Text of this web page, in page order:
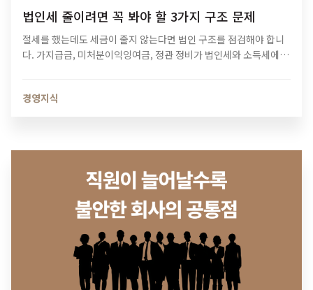
법인세 줄이려면 꼭 봐야 할 3가지 구조 문제
절세를 했는데도 세금이 줄지 않는다면 법인 구조를 점검해야 합니
다. 가지급금, 미처분이익잉여금, 정관 정비가 법인세와 소득세에 미
경영지식